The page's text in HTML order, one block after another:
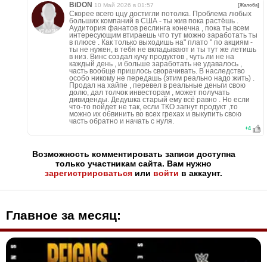
BiDON 10 Май 2026 в 01:57 [Жалоба]
Скорее всего ццу достигли потолка. Проблема любых
больших компаний в США - ты жив пока растёшь .
Аудитория фанатов реслинга конечна , пока ты всем
интересующим втираешь что тут можно заработать ты
в плюсе . Как только выходишь на" плато " по акциям -
ты не нужен, в тебя не вкладывают и ты тут же летишь
в низ. Винс создал кучу продуктов , чуть ли не на
каждый день , и больше заработать не удавалось ,
часть вообще пришлось сворачивать. В наследство
особо никому не передашь (этим реально надо жить) .
Продал на хайпе , перевел в реальные деньги свою
долю, дал толчок инвесторам , может получать
дивиденды. Дедушка старый ему всё равно . Но если
что-то пойдет не так, если ТКО загнут продукт ,то
можно их обвинить во всех грехах и выкупить свою
часть обратно и начать с нуля.
+4
Возможность комментировать записи доступна
только участникам сайта. Вам нужно
зарегистрироваться или войти в аккаунт.
Главное за месяц: